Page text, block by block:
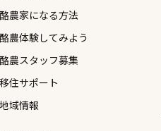
酪農家になる方法
酪農体験してみよう
酪農スタッフ募集
移住サポート
地域情報